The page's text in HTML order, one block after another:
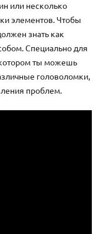
или несколько
элементов. Чтобы
знать как
Специально для
ты можешь
головоломки,
проблем.